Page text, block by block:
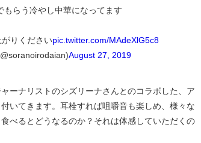
らう冷やし中華になってます
りくださいpic.twitter.com/MAdeXlG5c8
August 27, 2019
ーナリストのシズリーナさんとのコラボした、ア
いてきます。耳栓すれば咀嚼音も楽しめ、様々な
べるとどうなるのか？それは体感していただくの